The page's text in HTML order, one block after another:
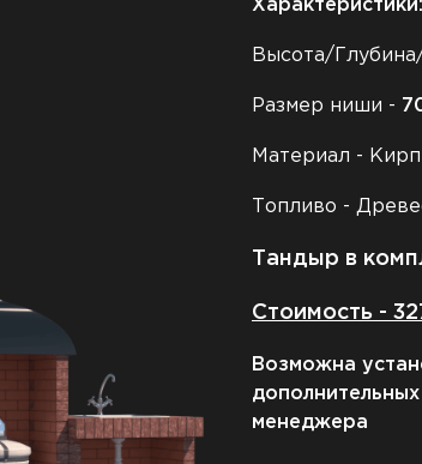
Характеристики:
Высота/
Размер ниши -
Материал -
Топливо -
Тандыр в
Стоимость -
Возможна
менеджера